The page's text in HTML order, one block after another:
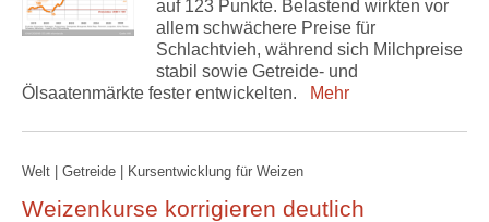
auf 123 Punkte. Belastend wirkten vor
allem schwächere Preise für
Schlachtvieh, während sich Milchpreise
stabil sowie Getreide- und
Ölsaatenmärkte fester entwickelten.
Mehr
Welt | Getreide | Kursentwicklung für Weizen
Weizenkurse korrigieren deutlich